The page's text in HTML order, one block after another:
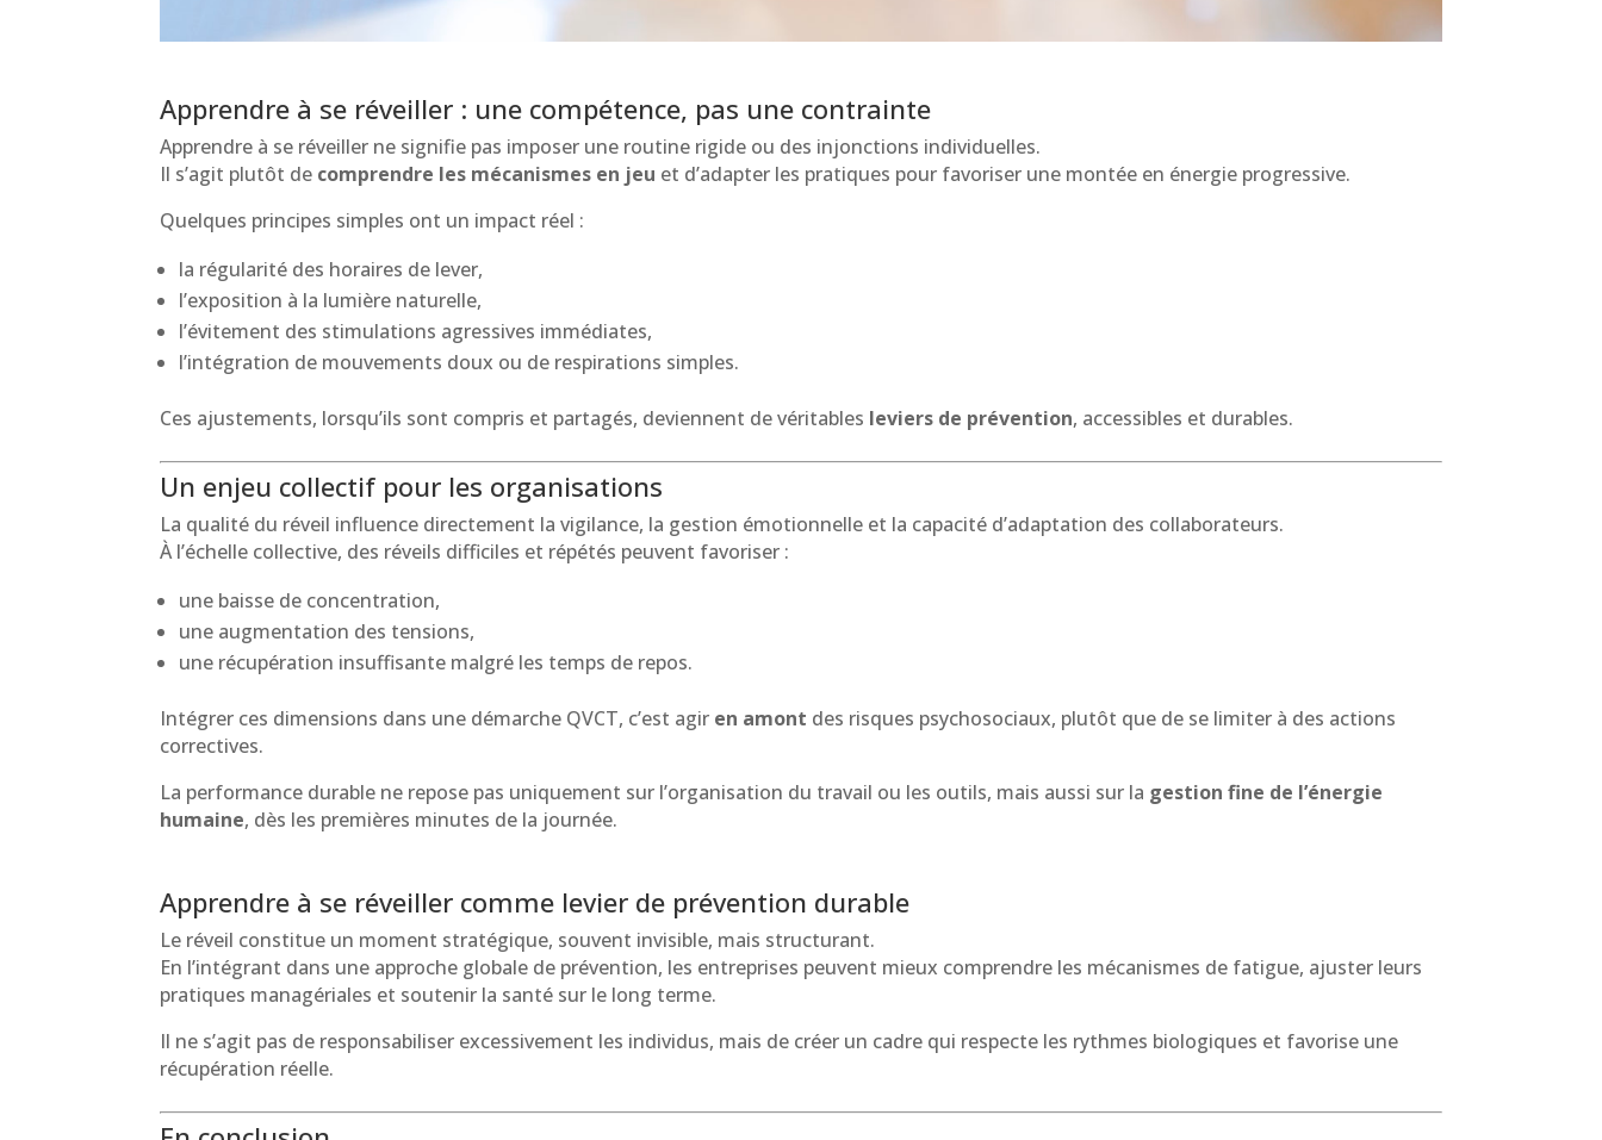
Apprendre à se réveiller : une compétence, pas une contrainte
Apprendre à se réveiller ne signifie pas imposer une routine rigide ou des injonctions individuelles.
Il s’agit plutôt de comprendre les mécanismes en jeu et d’adapter les pratiques pour favoriser une montée en énergie progressive.
Quelques principes simples ont un impact réel :
la régularité des horaires de lever,
l’exposition à la lumière naturelle,
l’évitement des stimulations agressives immédiates,
l’intégration de mouvements doux ou de respirations simples.
Ces ajustements, lorsqu’ils sont compris et partagés, deviennent de véritables leviers de prévention, accessibles et durables.
Un enjeu collectif pour les organisations
La qualité du réveil influence directement la vigilance, la gestion émotionnelle et la capacité d’adaptation des collaborateurs.
À l’échelle collective, des réveils difficiles et répétés peuvent favoriser :
une baisse de concentration,
une augmentation des tensions,
une récupération insuffisante malgré les temps de repos.
Intégrer ces dimensions dans une démarche QVCT, c’est agir en amont des risques psychosociaux, plutôt que de se limiter à des actions
correctives.
La performance durable ne repose pas uniquement sur l’organisation du travail ou les outils, mais aussi sur la gestion fine de l’énergie
humaine, dès les premières minutes de la journée.
Apprendre à se réveiller comme levier de prévention durable
Le réveil constitue un moment stratégique, souvent invisible, mais structurant.
En l’intégrant dans une approche globale de prévention, les entreprises peuvent mieux comprendre les mécanismes de fatigue, ajuster leurs
pratiques managériales et soutenir la santé sur le long terme.
Il ne s’agit pas de responsabiliser excessivement les individus, mais de créer un cadre qui respecte les rythmes biologiques et favorise une
récupération réelle.